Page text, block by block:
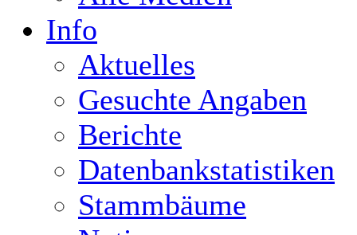
Info
Aktuelles
Gesuchte Angaben
Berichte
Datenbankstatistiken
Stammbäume